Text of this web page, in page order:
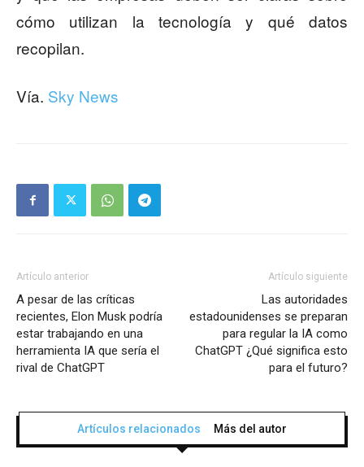
cómo utilizan la tecnología y qué datos
recopilan.
Vía. Sky News
Artículo anterior
A pesar de las críticas
recientes, Elon Musk podría
estar trabajando en una
herramienta IA que sería el
rival de ChatGPT
Artículo siguiente
Las autoridades
estadounidenses se preparan
para regular la IA como
ChatGPT ¿Qué significa esto
para el futuro?
Artículos relacionados Más del autor